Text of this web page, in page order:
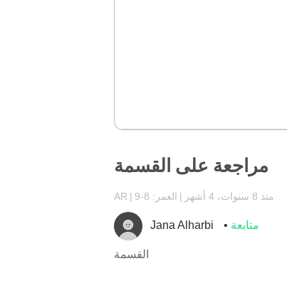
مراجعة على القسمة
AR العمر: 8-9 منذ 8 سنوات، 4 أشهر
Jana Alharbi متابعة
القسمة